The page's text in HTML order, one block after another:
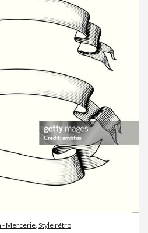
- Mercerie, Style rétro